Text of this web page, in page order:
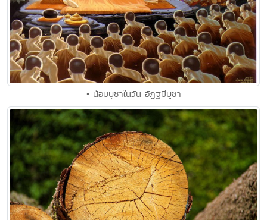
• น้อมบูชาในวัน อัฏฐมีบูชา